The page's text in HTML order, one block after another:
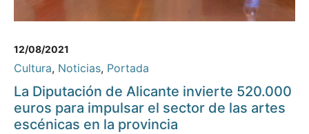
12/08/2021
Cultura, Noticias, Portada
La Diputación de Alicante invierte 520.000
euros para impulsar el sector de las artes
escénicas en la provincia